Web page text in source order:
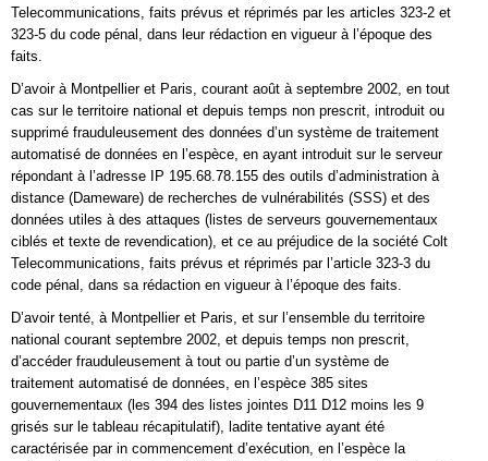
Telecommunications, faits prévus et réprimés par les articles 323-2 et
323-5 du code pénal, dans leur rédaction en vigueur à l’époque des
faits.
D’avoir à Montpellier et Paris, courant août à septembre 2002, en tout
cas sur le territoire national et depuis temps non prescrit, introduit ou
supprimé frauduleusement des données d’un système de traitement
automatisé de données en l’espèce, en ayant introduit sur le serveur
répondant à l’adresse IP 195.68.78.155 des outils d’administration à
distance (Dameware) de recherches de vulnérabilités (SSS) et des
données utiles à des attaques (listes de serveurs gouvernementaux
ciblés et texte de revendication), et ce au préjudice de la société Colt
Telecommunications, faits prévus et réprimés par l’article 323-3 du
code pénal, dans sa rédaction en vigueur à l’époque des faits.
D’avoir tenté, à Montpellier et Paris, et sur l’ensemble du territoire
national courant septembre 2002, et depuis temps non prescrit,
d’accéder frauduleusement à tout ou partie d’un système de
traitement automatisé de données, en l’espèce 385 sites
gouvernementaux (les 394 des listes jointes D11 D12 moins les 9
grisés sur le tableau récapitulatif), ladite tentative ayant été
caractérisée par in commencement d’exécution, en l’espèce la